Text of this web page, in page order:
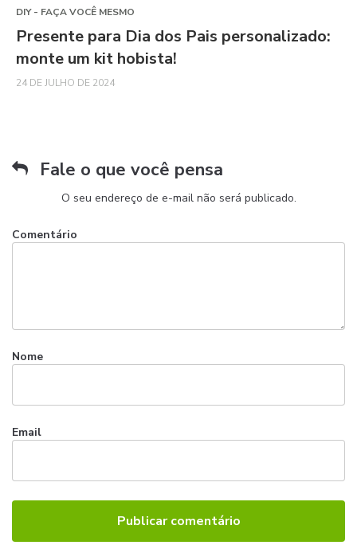
DIY - FAÇA VOCÊ MESMO
Presente para Dia dos Pais personalizado:
monte um kit hobista!
24 DE JULHO DE 2024
Fale o que você pensa
O seu endereço de e-mail não será publicado.
Nome
Email
Comentário